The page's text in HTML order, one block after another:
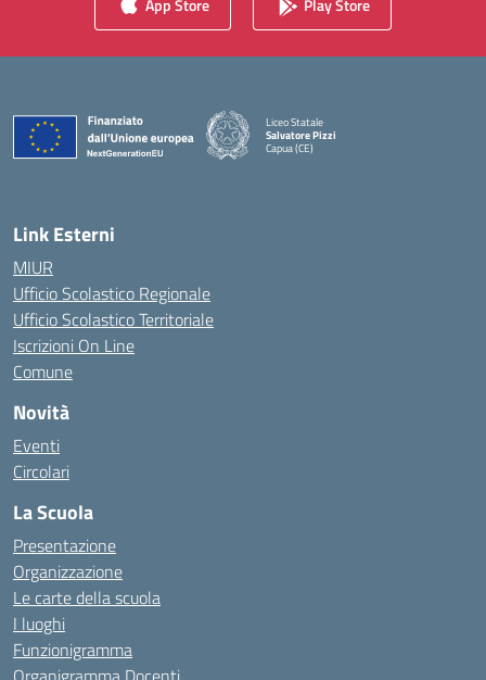
Liceo Statale
Salvatore Pizzi
Capua (CE)
— Visita la pagina iniziale della scuola
Link Esterni
MIUR
Ufficio Scolastico Regionale
Ufficio Scolastico Territoriale
Iscrizioni On Line
Comune
Novità
Eventi
Circolari
La Scuola
Presentazione
Organizzazione
Le carte della scuola
I luoghi
Funzionigramma